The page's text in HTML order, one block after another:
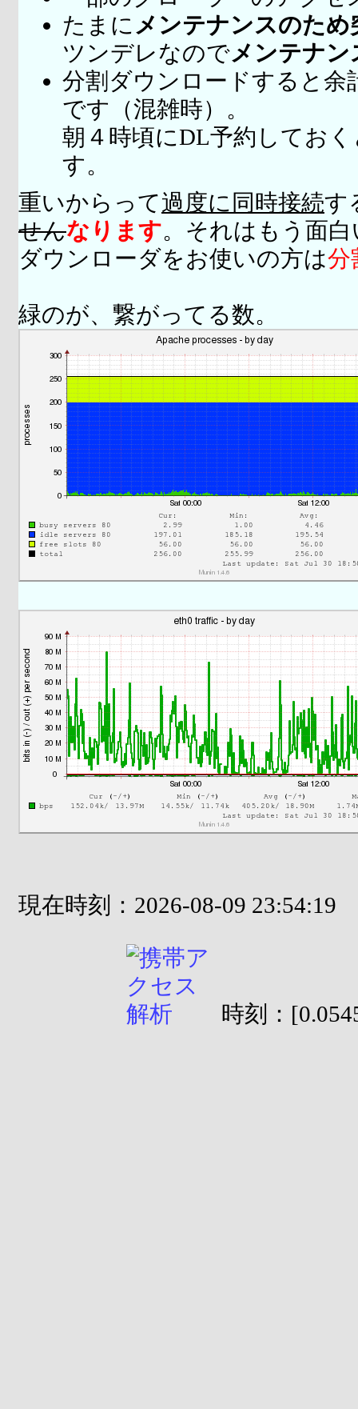
たまに メンテナンスのため
ツンデレなのでメンテナ
分割ダウンロードすると余
です（混雑時）。
朝４時頃にDL予約してお
す。
重いからって過度に同時接続す
せんなります。それはもう面
ダウンローダをお使いの方は分
緑のが、繋がってる数。
現在時刻：2026-08-09 23:54:19
時刻：